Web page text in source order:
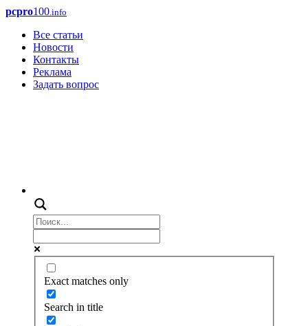
pcpro100.info
Все статьи
Новости
Контакты
Реклама
Задать вопрос
Exact matches only
Search in title